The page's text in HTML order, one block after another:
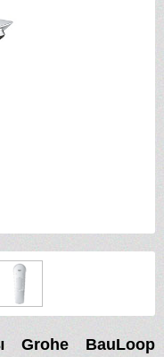
Grohe BauLoop